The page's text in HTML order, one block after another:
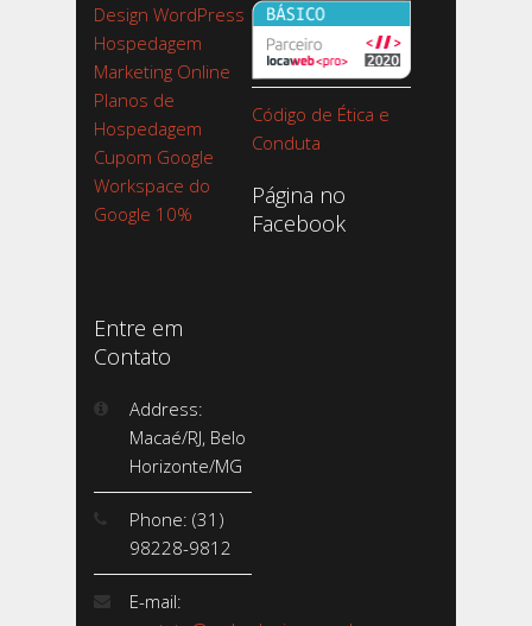
Design WordPress
Hospedagem
Marketing Online
Planos de
Hospedagem
Cupom Google
Workspace do
Google 10%
Código de Ética e
Conduta
Página no
Facebook
Entre em
Contato
Address:
Macaé/RJ, Belo
Horizonte/MG
Phone: (31)
98228-9812
E-mail: